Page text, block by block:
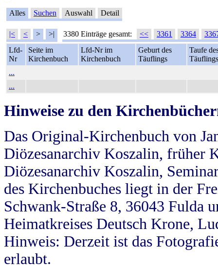
Alles Suchen Auswahl Detail
|< < > >| 3380 Einträge gesamt: << 3361 3364
Lfd-
Nr
Seite im
Kirchenbuch
Lfd-Nr im
Kirchenbuch
Geburt des
Täuflings
Taufe
Täuflings
...
...
Hinweise zu den
Das Original-Kirchenbuch von
Diözesanarchiv Koszalin, früher
Diözesanarchiv Koszalin,
des Kirchenbuches liegt in der
Schwank-Straße 8, 36043 Fulda
Heimatkreises Deutsch Krone,
Hinweis: Derzeit ist das
erlaubt.